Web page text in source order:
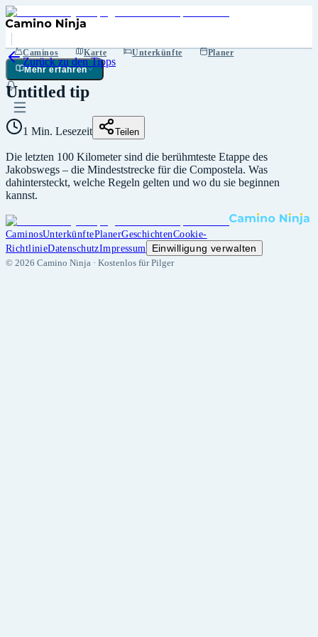
Caminos Karte Unterkünfte
Planer
Mehr erfahren
Zurück zu den Tipps
Untitled tip
1 Min. Lesezeit Teilen
Die letzten 100 Kilometer sind die berühmteste Etappe des
Jakobswegs – die Mindeststrecke für die Compostela. Was
dahintersteckt, welche Regeln gelten und wo du sie beginnen
kannst.
CaminosUnterkünftePlanerGeschichtenCookie-
RichtlinieDatenschutzImpressum Einwilligung verwalten
© 2026 Camino Ninja · Kostenlos für Pilger